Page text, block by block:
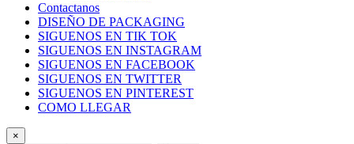
Contactanos
DISEÑO DE PACKAGING
SIGUENOS EN TIK TOK
SIGUENOS EN INSTAGRAM
SIGUENOS EN FACEBOOK
SIGUENOS EN TWITTER
SIGUENOS EN PINTEREST
COMO LLEGAR
×